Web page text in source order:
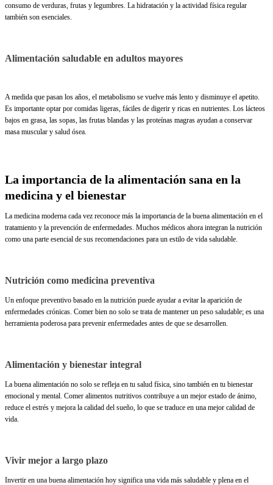
consumo de verduras, frutas y legumbres. La hidratación y la actividad física regular
también son esenciales.
Alimentación saludable en adultos mayores
A medida que pasan los años, el metabolismo se vuelve más lento y disminuye el apetito.
Es importante optar por comidas ligeras, fáciles de digerir y ricas en nutrientes. Los lácteos
bajos en grasa, las sopas, las frutas blandas y las proteínas magras ayudan a conservar
masa muscular y salud ósea.
La importancia de la alimentación sana en la
medicina y el bienestar
La medicina moderna cada vez reconoce más la importancia de la buena alimentación en el
tratamiento y la prevención de enfermedades. Muchos médicos ahora integran la nutrición
como una parte esencial de sus recomendaciones para un estilo de vida saludable.
Nutrición como medicina preventiva
Un enfoque preventivo basado en la nutrición puede ayudar a evitar la aparición de
enfermedades crónicas. Comer bien no solo se trata de mantener un peso saludable; es una
herramienta poderosa para prevenir enfermedades antes de que se desarrollen.
Alimentación y bienestar integral
La buena alimentación no solo se refleja en tu salud física, sino también en tu bienestar
emocional y mental. Comer alimentos nutritivos contribuye a un mejor estado de ánimo,
reduce el estrés y mejora la calidad del sueño, lo que se traduce en una mejor calidad de
vida.
Vivir mejor a largo plazo
Invertir en una buena alimentación hoy significa una vida más saludable y plena en el